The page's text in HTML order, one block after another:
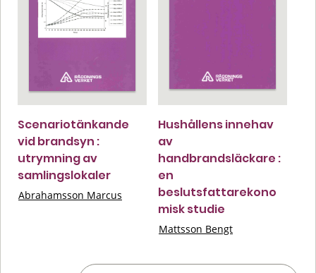
Scenariotänkande
vid brandsyn :
utrymning av
samlingslokaler
Abrahamsson Marcus
Hushållens innehav
av
handbrandsläckare :
en
beslutsfattarekono
misk studie
Mattsson Bengt